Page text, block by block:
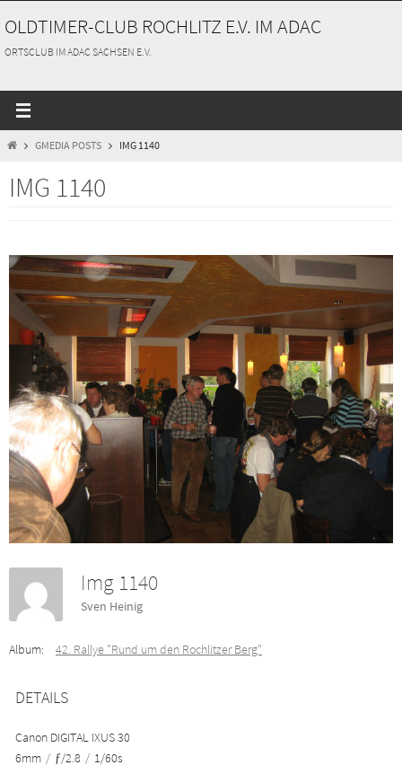
Inhalt
springen
OLDTIMER-CLUB ROCHLITZ E.V. IM ADAC
ORTSCLUB IM ADAC SACHSEN E.V.
STARTGMEDIA POSTS IMG 1140
IMG 1140
Img 1140
Sven Heinig
Album: 42. Rallye "Rund um den Rochlitzer Berg"
DETAILS
Canon DIGITAL IXUS 30
6mm / ƒ/2.8 / 1/60s